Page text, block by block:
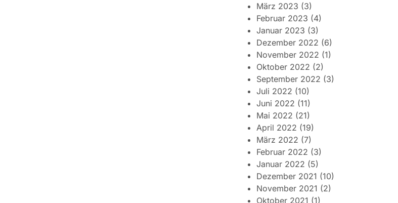
März 2023 (3)
Februar 2023 (4)
Januar 2023 (3)
Dezember 2022 (6)
November 2022 (1)
Oktober 2022 (2)
September 2022 (3)
Juli 2022 (10)
Juni 2022 (11)
Mai 2022 (21)
April 2022 (19)
März 2022 (7)
Februar 2022 (3)
Januar 2022 (5)
Dezember 2021 (10)
November 2021 (2)
Oktober 2021 (1)